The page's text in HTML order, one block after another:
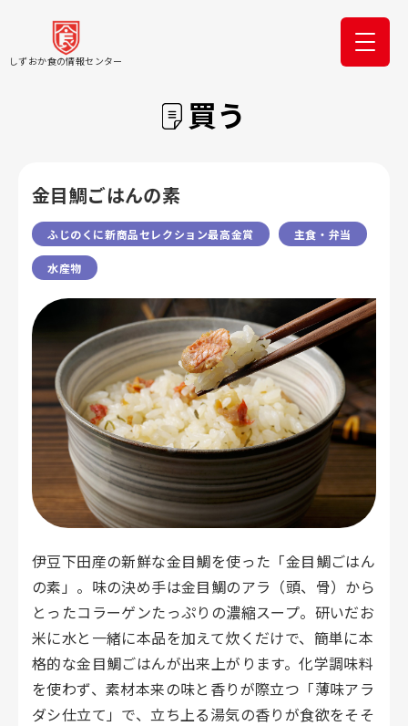
しずおか食の情報センター
買う
金目鯛ごはんの素
ふじのくに新商品セレクション最高金賞 主食・弁当
水産物
伊豆下田産の新鮮な金目鯛を使った「金目鯛ごはん
の素」。味の決め手は金目鯛のアラ（頭、骨）から
とったコラーゲンたっぷりの濃縮スープ。研いだお
米に水と一緒に本品を加えて炊くだけで、簡単に本
格的な金目鯛ごはんが出来上がります。化学調味料
を使わず、素材本来の味と香りが際立つ「薄味アラ
ダシ仕立て」で、立ち上る湯気の香りが食欲をそそ